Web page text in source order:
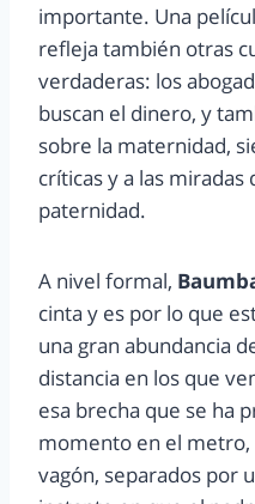
importante. Una
refleja también otras
verdaderas: los
buscan el dinero, y
sobre la maternidad,
críticas y a las miradas
paternidad.
A nivel formal,
cinta y es por lo que
una gran abundancia
distancia en los que
esa brecha que se ha
momento en el metro,
vagón, separados por